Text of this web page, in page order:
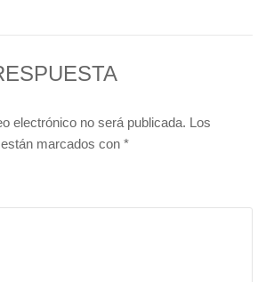
electrónico no será publicada. Los
marcados con *